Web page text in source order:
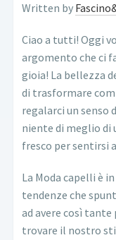
Written by
Ciao a tutti! Oggi
argomento che ci
gioia! La bellezza
di trasformare
regalarci un senso
niente di meglio di
fresco per sentirsi
La Moda capelli è
tendenze che
ad avere così
trovare il nostro